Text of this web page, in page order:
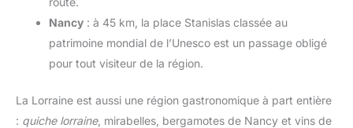
Nancy : à 45 km, la place Stanislas classée au
patrimoine mondial de l’Unesco est un passage obligé
pour tout visiteur de la région.
La Lorraine est aussi une région gastronomique à part entière
: quiche lorraine, mirabelles, bergamotes de Nancy et vins de